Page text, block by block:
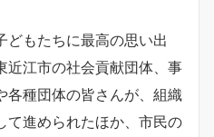
どもたちに最高の思い出
近江市の社会貢献団体、事
各種団体の皆さんが、組織
て進められたほか、市民の